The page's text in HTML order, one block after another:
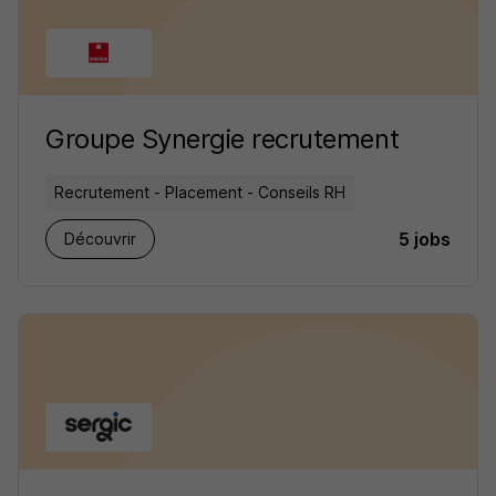
Groupe Synergie recrutement
Recrutement - Placement - Conseils RH
Découvrir 5 jobs